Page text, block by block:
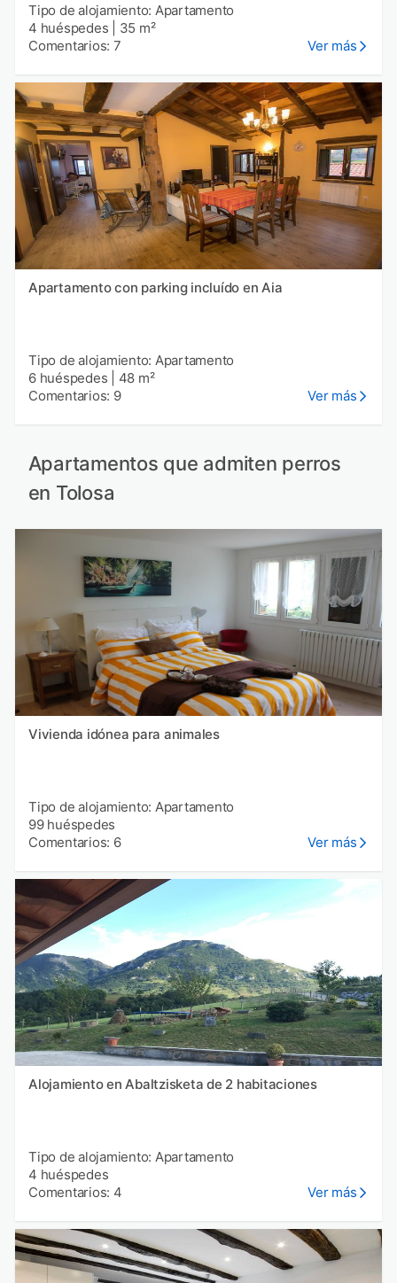
Tipo de alojamiento: Apartamento
4 huéspedes
35 m²
Comentarios: 7
Ver más
Apartamento con parking incluído en Aia
Tipo de alojamiento: Apartamento
6 huéspedes
48 m²
Comentarios: 9
Ver más
Apartamentos que admiten perros
en Tolosa
Vivienda idónea para animales
Tipo de alojamiento: Apartamento
99 huéspedes
Comentarios: 6
Ver más
Alojamiento en Abaltzisketa de 2 habitaciones
Tipo de alojamiento: Apartamento
4 huéspedes
Comentarios: 4
Ver más